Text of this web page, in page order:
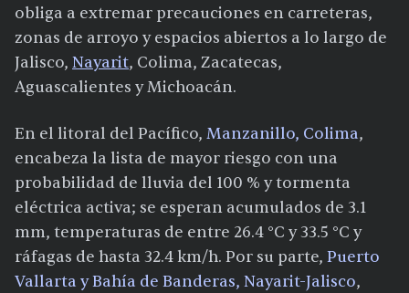
obliga a extremar precauciones en carreteras,
zonas de arroyo y espacios abiertos a lo largo de
Jalisco, Nayarit, Colima, Zacatecas,
Aguascalientes y Michoacán.
En el litoral del Pacífico, Manzanillo, Colima,
encabeza la lista de mayor riesgo con una
probabilidad de lluvia del 100 % y tormenta
eléctrica activa; se esperan acumulados de 3.1
mm, temperaturas de entre 26.4 °C y 33.5 °C y
ráfagas de hasta 32.4 km/h. Por su parte, Puerto
Vallarta y Bahía de Banderas, Nayarit-Jalisco,